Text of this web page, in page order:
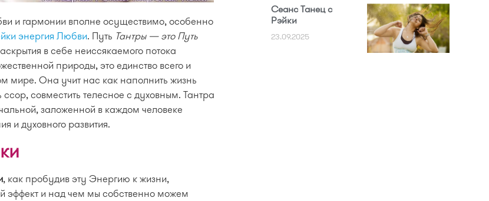
и гармонии вполне осуществимо, особенно
энергия Любви. Путь Тантры — это Путь
в себе неиссякаемого потока
природы, это единство всего и
мире. Она учит нас как наполнить жизнь
совместить телесное с духовным. Тантра
заложенной в каждом человеке
и духовного развития.
, как пробудив эту Энергию к жизни,
эффект и над чем мы собственно можем
Сеанс Танец с
Рэйки
23.09.2025